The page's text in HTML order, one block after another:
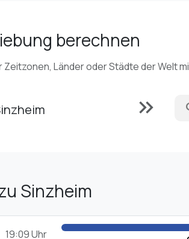
berechnen
Länder oder Städte der Welt
keyboard_double_arrow_right
Sinzheim
19:09 Uhr